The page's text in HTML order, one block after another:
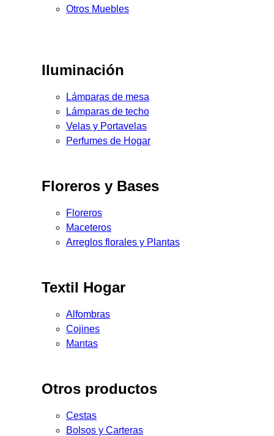
Otros Muebles
Iluminación
Lámparas de mesa
Lámparas de techo
Velas y Portavelas
Perfumes de Hogar
Floreros y Bases
Floreros
Maceteros
Arreglos florales y Plantas
Textil Hogar
Alfombras
Cojines
Mantas
Otros productos
Cestas
Bolsos y Carteras